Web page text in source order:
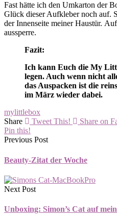
Fast hätte ich den Umkarton der
Glück dieser Aufkleber noch auf.
der Innenseite meiner Haustür.
aussperre.
Fazit:
Ich kann Euch die My
legen. Auch wenn nicht
das Auspacken ist die
im März wieder dabei.
mylittlebox
Share
Tweet This! Share on
Pin this!
Previous Post
Beauty-Zitat der Woche
Next Post
Unboxing: Simon’s Cat auf